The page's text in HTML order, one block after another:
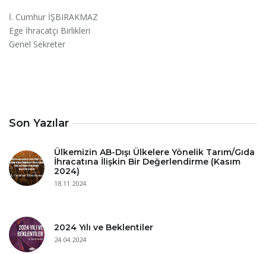
Son Yazılar
Ülkemizin AB-Dışı Ülkelere Yönelik Tarım/Gıda
İhracatına İlişkin Bir Değerlendirme (Kasım
2024)
18.11.2024
2024 Yılı ve Beklentiler
24.04.2024
İ. Cumhur İŞBIRAKMAZ
Ege İhracatçı Birlikleri
Genel Sekreter